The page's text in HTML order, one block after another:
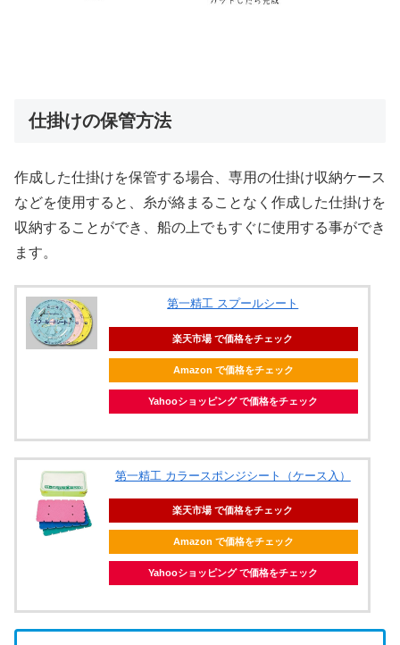
仕掛けの保管方法
作成した仕掛けを保管する場合、専用の仕掛け収納ケース
などを使用すると、糸が絡まることなく作成した仕掛けを
収納することができ、船の上でもすぐに使用する事ができ
ます。
第一精工 スプールシート
楽天市場 で価格をチェック
Amazon で価格をチェック
Yahooショッピング で価格をチェック
第一精工 カラースポンジシート（ケース入）
楽天市場 で価格をチェック
Amazon で価格をチェック
Yahooショッピング で価格をチェック